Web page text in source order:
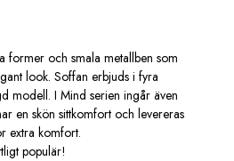
former och smala metallben som
look. Soffan erbjuds i fyra
modell. I Mind serien ingår även
en skön sittkomfort och levereras
extra komfort.
populär!